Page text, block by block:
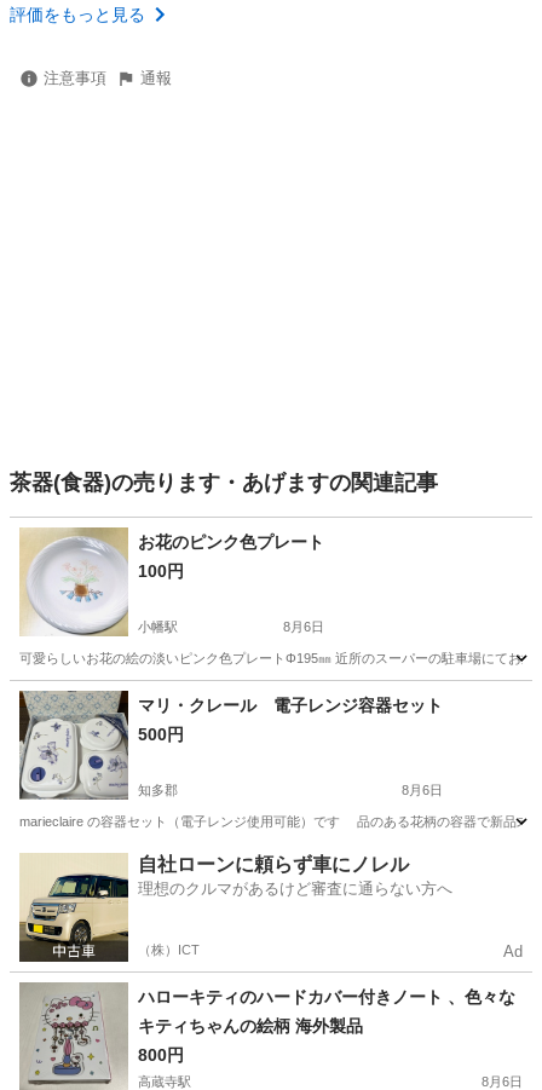
評価をもっと見る
注意事項 通報
茶器(食器)の売ります・あげますの関連記事
お花のピンク色プレート
100円
小幡駅 8月6日
可愛らしいお花の絵の淡いピンク色プレートΦ195㎜ 近所のスーパーの駐車場にてお
愛知 名古屋市 小幡駅 ピンク色
マリ・クレール 電子レンジ容器セット
500円
知多郡 8月6日
marieclaire の容器セット（電子レンジ使用可能）です 品のある花柄の容器で新品未
家庭用品
自社ローンに頼らず車にノレル
理想のクルマがあるけど審査に通らない方へ
（株）ICT Ad
ハローキティのハードカバー付きノート 、色々な
キティちゃんの絵柄 海外製品
800円
高蔵寺駅 8月6日